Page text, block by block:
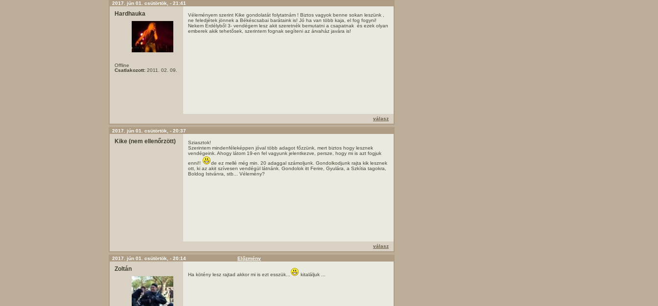
2017. jún 01. csütörtök, - 21:41
Hardhauka
Offline
Csatlakozott: 2011. 02. 09.
Véleményem szerint Kike gondolatát folytatnám ! Biztos vagyok benne sokan leszünk ,
ne feledjétek jönnek a Békéscsabai barátaink is! Jó ha van több kaja, el fog fogyni!
Nekem Erdélyből 3- vendégem lesz akit szeretnék bemutatni a csapatnak és ezek olyan
emberek akik tehetősek, szerintem fognak segíteni az árvaház javára is!
válasz
2017. jún 01. csütörtök, - 20:37
Kike (nem ellenőrzött)
Sziasztok!
Szerintem mindenféleképpen jóval több adagot főzzünk, mert biztos hogy lesznek
vendégeink. Ahogy látom 19-en fel vagyunk jelentkezve, persze, hogy mi is azt fogjuk
enni!!
de ez mellé még min. 20 adaggal számoljunk. Gondolkodjunk rajta kik lesznek
ott, ki az akit szívesen vendégül látnánk. Gondolok itt Ferire, Gyulára, a Szkítia tagokra,
Boldog Istvánra, stb... Vélemény?
válasz
2017. jún 01. csütörtök, - 20:14 Előzmény
Zoltán
Ha kötény lesz rajtad akkor mi is ezt esszük... kitaláljuk ...